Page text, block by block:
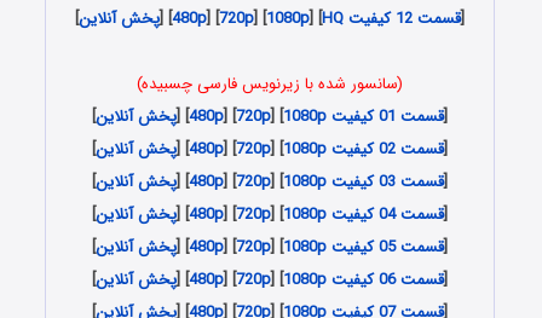
[قسمت 12 کیفیت HQ ] [
1080p
] [
720p
] [
480p
] [پخش آنلاین]
(سانسور شده با زیرنویس فارسی چسبیده)
[قسمت 01 کیفیت 1080p ] [
720p
] [
480p
] [پخش آنلاین]
[قسمت 02 کیفیت 1080p ] [
720p
] [
480p
] [پخش آنلاین]
[قسمت 03 کیفیت 1080p ] [
720p
] [
480p
] [پخش آنلاین]
[قسمت 04 کیفیت 1080p ] [
720p
] [
480p
] [پخش آنلاین]
[قسمت 05 کیفیت 1080p ] [
720p
] [
480p
] [پخش آنلاین]
[قسمت 06 کیفیت 1080p ] [
720p
] [
480p
] [پخش آنلاین]
[قسمت 07 کیفیت 1080p ] [
720p
] [
480p
] [پخش آنلاین]